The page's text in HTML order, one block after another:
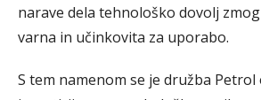
narave dela tehnološko dovolj
varna in učinkovita za uporabo.
S tem namenom se je družba Petrol